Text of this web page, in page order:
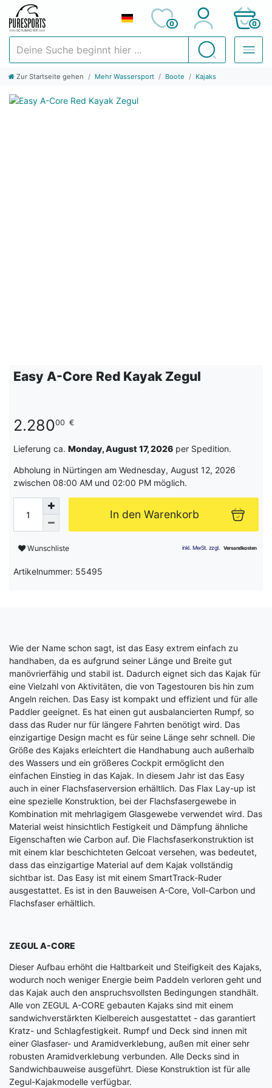
Suchen
0 0
Zur Startseite gehen Mehr Wassersport Boote Kajaks
Easy A-Core Red Kayak Zegul
2.28000 €
Lieferung ca. Monday, August 17, 2026 per Spedition.
Abholung in Nürtingen am Wednesday, August 12, 2026
zwischen 08:00 AM und 02:00 PM möglich.
In den Warenkorb
Wunschliste
Artikelnummer: 55495
Wie der Name schon sagt, ist das Easy extrem einfach zu
handhaben, da es aufgrund seiner Länge und Breite gut
manövrierfähig und stabil ist. Dadurch eignet sich das Kajak für
eine Vielzahl von Aktivitäten, die von Tagestouren bis hin zum
Angeln reichen. Das Easy ist kompakt und effizient und für alle
Paddler geeignet. Es hat einen gut ausbalancierten Rumpf, so
dass das Ruder nur für längere Fahrten benötigt wird. Das
einzigartige Design macht es für seine Länge sehr schnell. Die
Größe des Kajaks erleichtert die Handhabung auch außerhalb
des Wassers und ein größeres Cockpit ermöglicht den
einfachen Einstieg in das Kajak. In diesem Jahr ist das Easy
auch in einer Flachsfaserversion erhältlich. Das Flax Lay-up ist
eine spezielle Konstruktion, bei der Flachsfasergewebe in
Kombination mit mehrlagigem Glasgewebe verwendet wird. Das
Material weist hinsichtlich Festigkeit und Dämpfung ähnliche
Eigenschaften wie Carbon auf. Die Flachsfaserkonstruktion ist
mit einem klar beschichteten Gelcoat versehen, was bedeutet,
dass das einzigartige Material auf dem Kajak vollständig
sichtbar ist. Das Easy ist mit einem SmartTrack-Ruder
ausgestattet. Es ist in den Bauweisen A-Core, Voll-Carbon und
Flachsfaser erhältlich.
ZEGUL A-CORE
Dieser Aufbau erhöht die Haltbarkeit und Steifigkeit des Kajaks,
wodurch noch weniger Energie beim Paddeln verloren geht und
das Kajak auch den anspruchsvollsten Bedingungen standhält.
Alle von ZEGUL A-CORE gebauten Kajaks sind mit einem
sandwichverstärkten Kielbereich ausgestattet - das garantiert
Kratz- und Schlagfestigkeit. Rumpf und Deck sind innen mit
einer Glasfaser- und Aramidverklebung, außen mit einer sehr
robusten Aramidverklebung verbunden. Alle Decks sind in
Sandwichbauweise ausgeführt. Diese Konstruktion ist für alle
Zegul-Kajakmodelle verfügbar.